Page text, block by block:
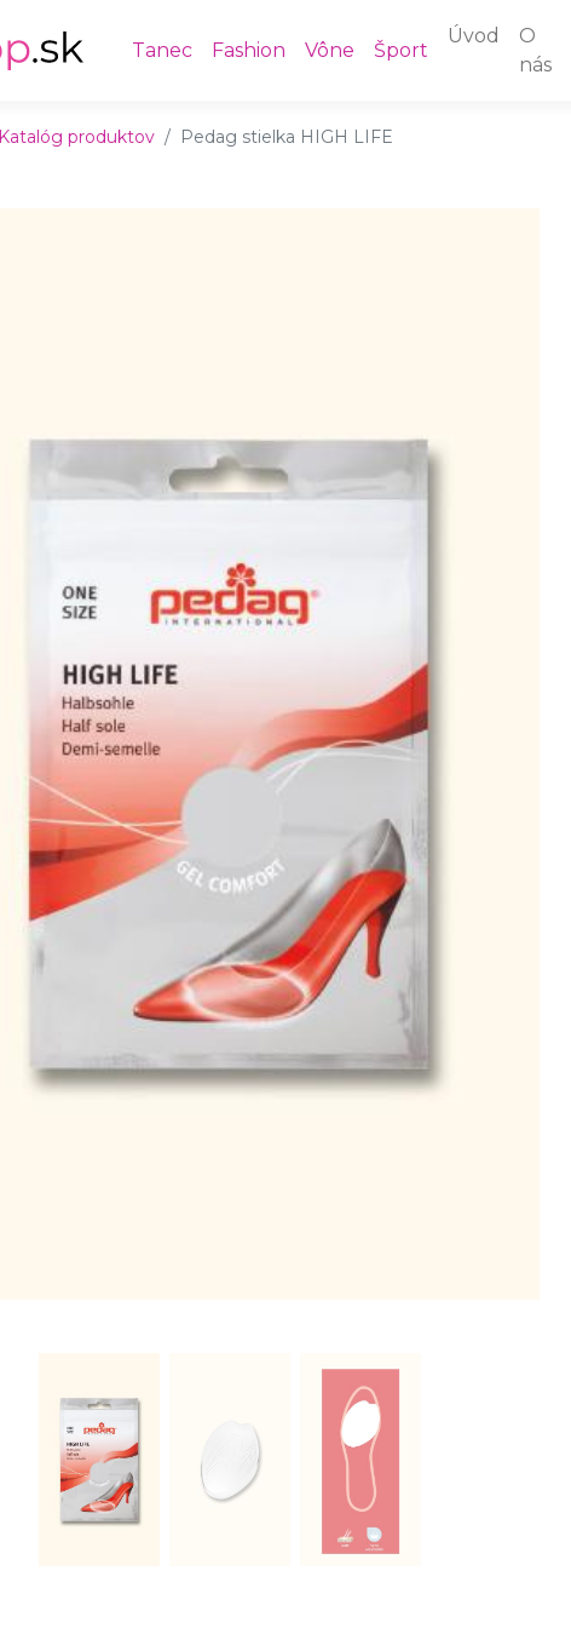
Tanec
Fashion Vône Šport
Úvod
O
nás
Katalóg produktov Pedag stielka HIGH LIFE